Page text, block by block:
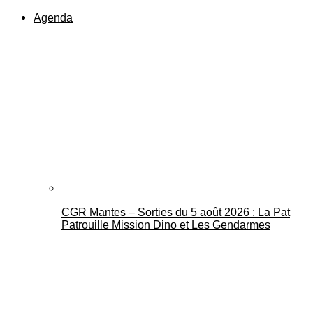
Agenda
CGR Mantes – Sorties du 5 août 2026 : La Pat
Patrouille Mission Dino et Les Gendarmes